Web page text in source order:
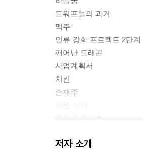
드워프들의 과거
맥주
인류 강화 프로젝트 2단계
깨어난 드래곤
사업계획서
치킨
손재주
경주의 게이트
안녕하세요 이웃 여러분
저자 소개